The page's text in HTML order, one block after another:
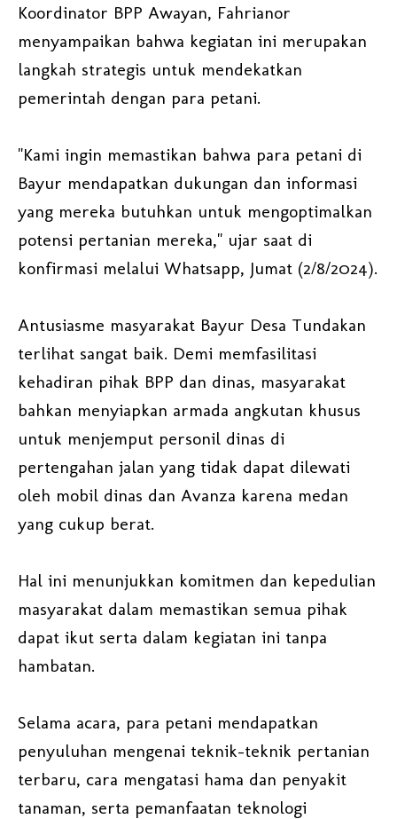
Koordinator BPP Awayan, Fahrianor
menyampaikan bahwa kegiatan ini merupakan
langkah strategis untuk mendekatkan
pemerintah dengan para petani.
"Kami ingin memastikan bahwa para petani di
Bayur mendapatkan dukungan dan informasi
yang mereka butuhkan untuk mengoptimalkan
potensi pertanian mereka," ujar saat di
konfirmasi melalui Whatsapp, Jumat (2/8/2024).
Antusiasme masyarakat Bayur Desa Tundakan
terlihat sangat baik. Demi memfasilitasi
kehadiran pihak BPP dan dinas, masyarakat
bahkan menyiapkan armada angkutan khusus
untuk menjemput personil dinas di
pertengahan jalan yang tidak dapat dilewati
oleh mobil dinas dan Avanza karena medan
yang cukup berat.
Hal ini menunjukkan komitmen dan kepedulian
masyarakat dalam memastikan semua pihak
dapat ikut serta dalam kegiatan ini tanpa
hambatan.
Selama acara, para petani mendapatkan
penyuluhan mengenai teknik-teknik pertanian
terbaru, cara mengatasi hama dan penyakit
tanaman, serta pemanfaatan teknologi